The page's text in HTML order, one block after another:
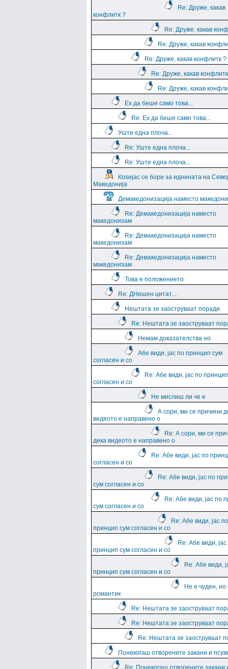
Re: Друже, какав
конфлитк ?
Re: Друже, какав
Re: Друже, какав
Re: Друже, какав конфлитк ?
Re: Друже, какав
Re: Друже, какав
Ех да беше само това...
Re: Ех да беше само това...
Уште една плоча...
Re: Уште една плоча...
Re: Уште една плоча...
Коѕијас се бори за иднината на
Македонија
Демакедонизација наместо
Re: Демакедонизација наместо
македонизам
Re: Демакедонизација наместо
македонизам
Re: Демакедонизација наместо
македонизам
Това е положението
Re: ДНешен цитат....
Нештата зе заоструваат поради
Re: Нештата зе заоструваат
Немам доказателства но
Абе види, јас по принцип сум
согласен и со
Re: Абе види, јас по
согласен и со
Не мислиш ли че е
А сори, ми се причини
видеото е направено о
Re: А сори, ми се
дека видеото е направено о
Re: Абе види, јас по
согласен и со
Re: Абе види, јас по
сум согласен и со
Re: Абе види, јас по
сум согласен и со
Re: Абе види, јас по
принцип сум согласен и со
Re: Абе види,
принцип сум согласен и со
Re: Абе види,
принцип сум согласен и со
Не е чуден, но
романтик
Re: Нештата зе заоструваат
Re: Нештата зе заоструваат
Re: Нештата зе заоструваат
Понекогаш отворените закани и
Re: Понекогаш отворените закани